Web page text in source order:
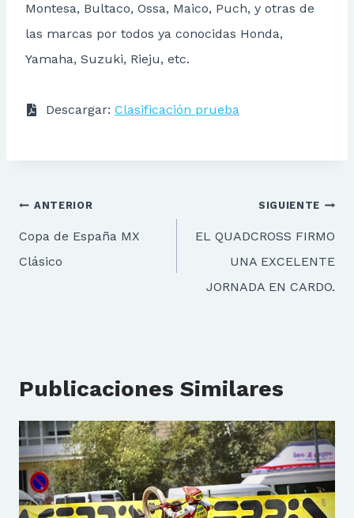
Montesa, Bultaco, Ossa, Maico, Puch, y otras de
las marcas por todos ya conocidas Honda,
Yamaha, Suzuki, Rieju, etc.
Descargar: Clasificación prueba
Navegación
de
entradas
ANTERIOR
Copa de España MX
Clásico
SIGUIENTE
EL QUADCROSS FIRMO
UNA EXCELENTE
JORNADA EN CARDO.
Publicaciones Similares